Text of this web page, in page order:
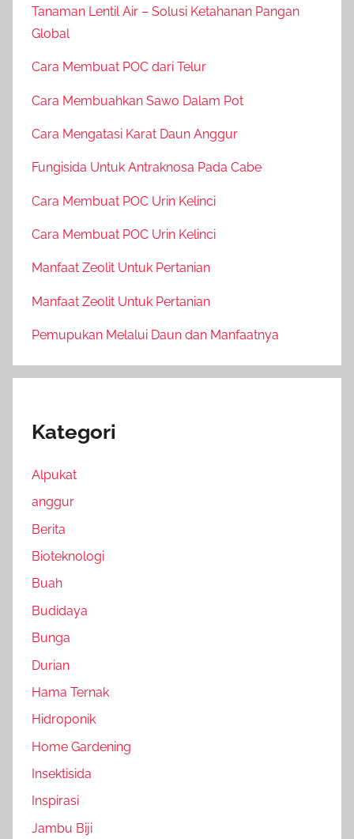
Tanaman Lentil Air – Solusi Ketahanan Pangan
Global
Cara Membuat POC dari Telur
Cara Membuahkan Sawo Dalam Pot
Cara Mengatasi Karat Daun Anggur
Fungisida Untuk Antraknosa Pada Cabe
Cara Membuat POC Urin Kelinci
Cara Membuat POC Urin Kelinci
Manfaat Zeolit Untuk Pertanian
Manfaat Zeolit Untuk Pertanian
Pemupukan Melalui Daun dan Manfaatnya
Kategori
Alpukat
anggur
Berita
Bioteknologi
Buah
Budidaya
Bunga
Durian
Hama Ternak
Hidroponik
Home Gardening
Insektisida
Inspirasi
Jambu Biji